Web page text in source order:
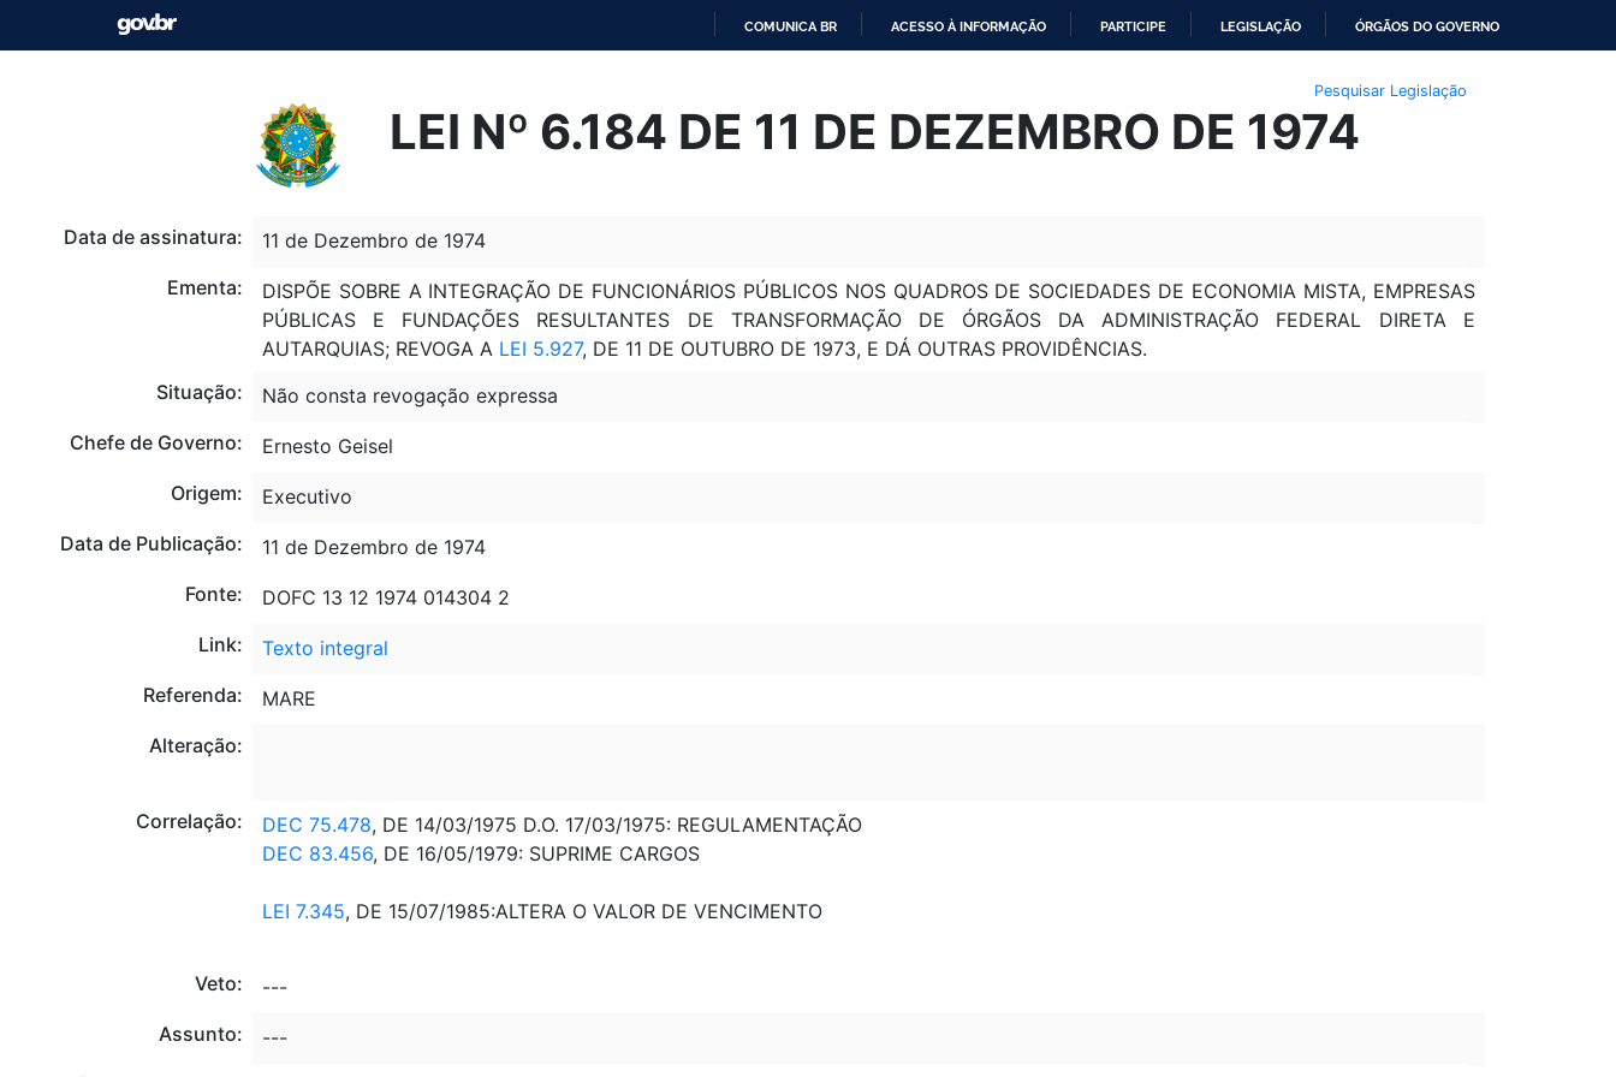
CONTEÚDO
COMUNICA BR ACESSO À INFORMAÇÃO PARTICIPE LEGISLAÇÃO ÓRGÃOS DO GOVERNO
Pesquisar Legislação
LEI Nº 6.184 DE 11 DE DEZEMBRO DE 1974
Data de assinatura:
11 de Dezembro de 1974
Ementa:
DISPÕE SOBRE A INTEGRAÇÃO DE FUNCIONÁRIOS PÚBLICOS NOS QUADROS DE SOCIEDADES DE ECONOMIA MISTA, EMPRESAS
PÚBLICAS E FUNDAÇÕES RESULTANTES DE TRANSFORMAÇÃO DE ÓRGÃOS DA ADMINISTRAÇÃO FEDERAL DIRETA E
AUTARQUIAS; REVOGA A LEI 5.927, DE 11 DE OUTUBRO DE 1973, E DÁ OUTRAS PROVIDÊNCIAS.
Situação:
Não consta revogação expressa
Chefe de Governo:
Ernesto Geisel
Origem:
Executivo
Data de Publicação:
11 de Dezembro de 1974
Fonte:
DOFC 13 12 1974 014304 2
Link:
Texto integral
Referenda:
MARE
Alteração:
Correlação: DEC 75.478, DE 14/03/1975 D.O. 17/03/1975: REGULAMENTAÇÃO
DEC 83.456, DE 16/05/1979: SUPRIME CARGOS
LEI 7.345, DE 15/07/1985:ALTERA O VALOR DE VENCIMENTO
Veto:
---
Assunto:
---